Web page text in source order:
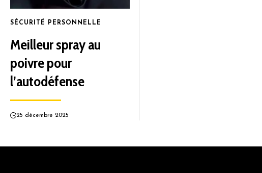
SÉCURITÉ PERSONNELLE
Meilleur spray au
poivre pour
l’autodéfense
25 décembre 2025